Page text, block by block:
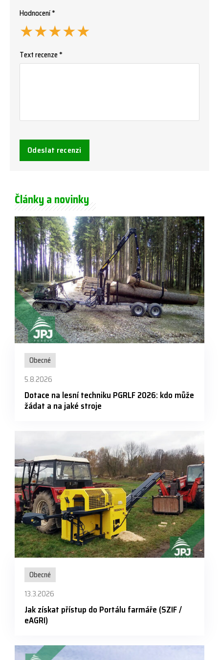
Hodnocení *
★
★
★
★
★
Text recenze *
Odeslat recenzi
Články a novinky
Obecné
5.8.2026
Dotace na lesní techniku PGRLF 2026: kdo může
žádat a na jaké stroje
Obecné
13.3.2026
Jak získat přístup do Portálu farmáře (SZIF /
eAGRI)